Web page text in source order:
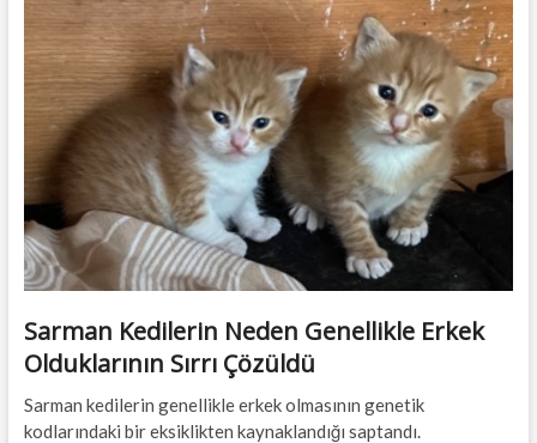
Sarman Kedilerin Neden Genellikle Erkek
Olduklarının Sırrı Çözüldü
Sarman kedilerin genellikle erkek olmasının genetik
kodlarındaki bir eksiklikten kaynaklandığı saptandı.